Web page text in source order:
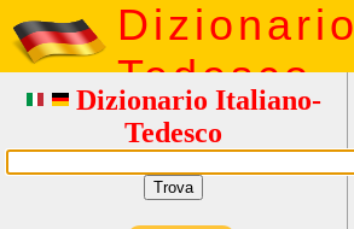
Dizionario
Tedesco
Dizionario Italiano-
Tedesco